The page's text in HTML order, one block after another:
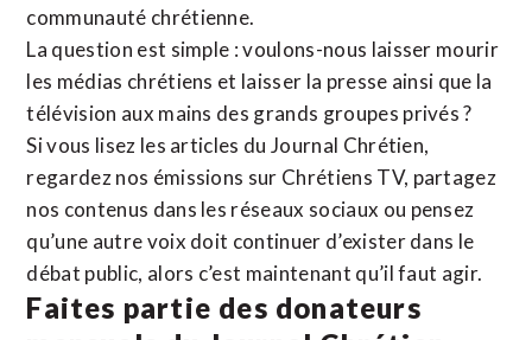
communauté chrétienne.
La question est simple : voulons-nous laisser mourir
les médias chrétiens et laisser la presse ainsi que la
télévision aux mains des grands groupes privés ?
Si vous lisez les articles du Journal Chrétien,
regardez nos émissions sur Chrétiens TV, partagez
nos contenus dans les réseaux sociaux ou pensez
qu’une autre voix doit continuer d’exister dans le
débat public, alors c’est maintenant qu’il faut agir.
Faites partie des donateurs